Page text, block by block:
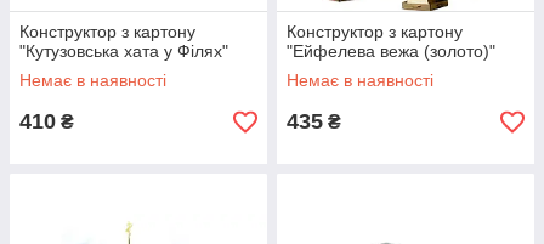
Конструктор з картону
"Кутузовська хата у Філях"
Немає в наявності
410 ₴
Конструктор з картону
"Ейфелева вежа (золото)"
Немає в наявності
435 ₴